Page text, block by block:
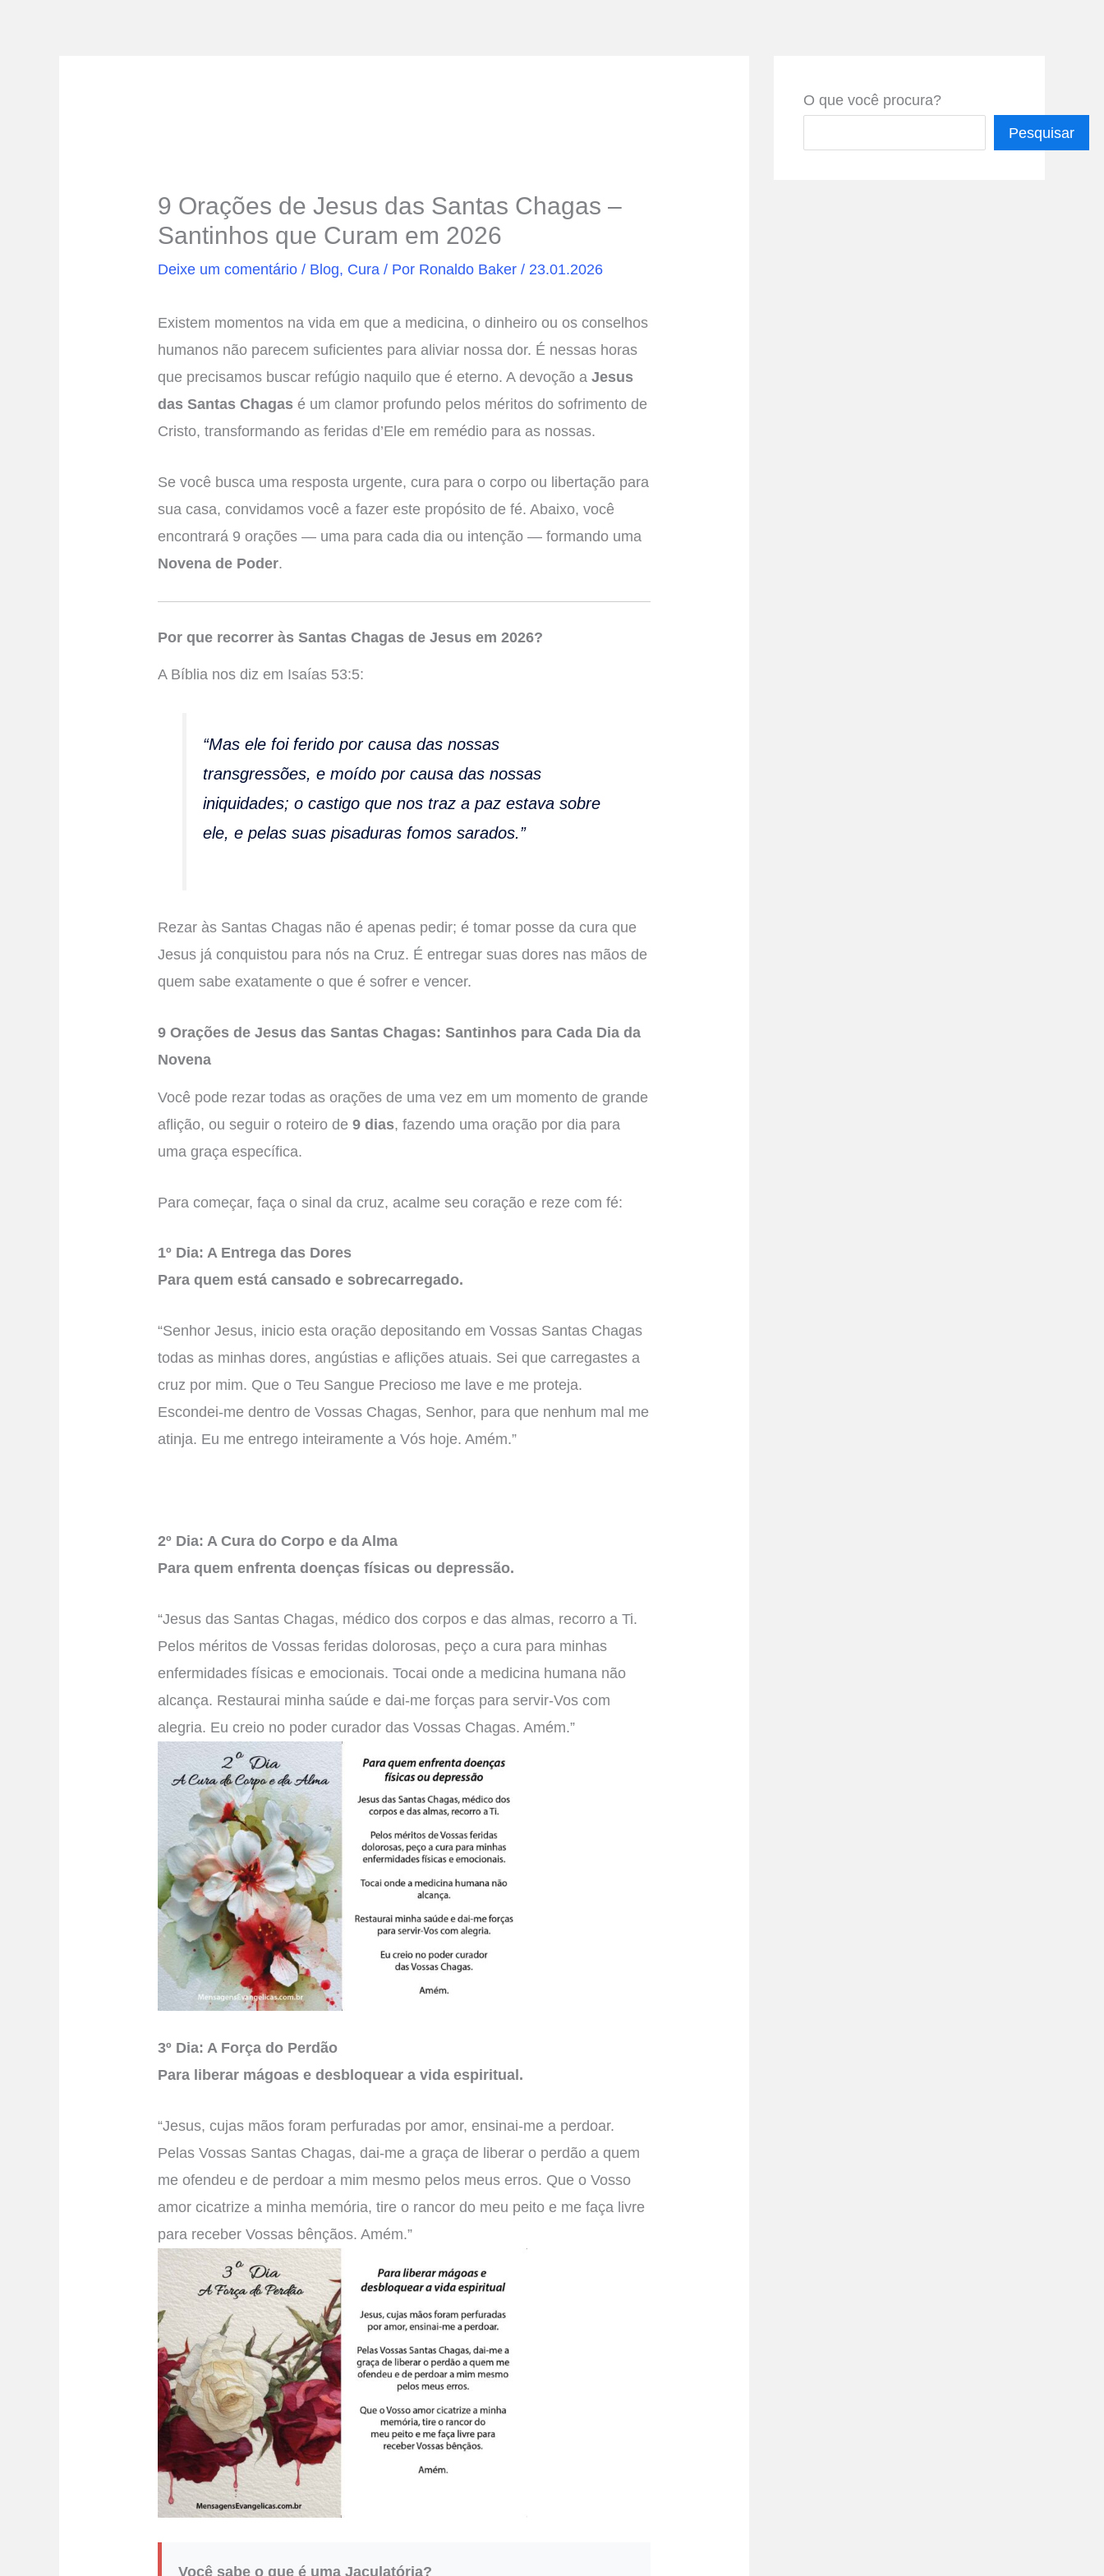
9 Orações de Jesus das Santas Chagas –
Santinhos que Curam em 2026
Deixe um comentário / Blog, Cura / Por Ronaldo Baker/ 23.01.2026
Existem momentos na vida em que a medicina, o dinheiro ou os conselhos
humanos não parecem suficientes para aliviar nossa dor. É nessas horas
que precisamos buscar refúgio naquilo que é eterno. A devoção aJesus
das Santas Chagas é um clamor profundo pelos méritos do sofrimento de
Cristo, transformando as feridas d’Ele em remédio para as nossas.
Se você busca uma resposta urgente, cura para o corpo ou libertação para
sua casa, convidamos você a fazer este propósito de fé. Abaixo, você
encontrará 9 orações — uma para cada dia ou intenção — formando uma
Novena de Poder.
Por que recorrer às Santas Chagas de Jesus em 2026?
A Bíblia nos diz em Isaías 53:5:
“Mas ele foi ferido por causa das nossas
transgressões, e moído por causa das nossas
iniquidades; o castigo que nos traz a paz estava sobre
ele, e pelas suas pisaduras fomos sarados.”
Rezar às Santas Chagas não é apenas pedir; é tomar posse da cura que
Jesus já conquistou para nós na Cruz. É entregar suas dores nas mãos de
quem sabe exatamente o que é sofrer e vencer.
9 Orações de Jesus das Santas Chagas: Santinhos para Cada Dia da
Novena
Você pode rezar todas as orações de uma vez em um momento de grande
aflição, ou seguir o roteiro de9 dias, fazendo uma oração por dia para
uma graça específica.
Para começar, faça o sinal da cruz, acalme seu coração e reze com fé:
1º Dia: A Entrega das Dores
Para quem está cansado e sobrecarregado.
“Senhor Jesus, inicio esta oração depositando em Vossas Santas Chagas
todas as minhas dores, angústias e aflições atuais. Sei que carregastes a
cruz por mim. Que o Teu Sangue Precioso me lave e me proteja.
Escondei-me dentro de Vossas Chagas, Senhor, para que nenhum mal me
atinja. Eu me entrego inteiramente a Vós hoje. Amém.”
2º Dia: A Cura do Corpo e da Alma
Para quem enfrenta doenças físicas ou depressão.
“Jesus das Santas Chagas, médico dos corpos e das almas, recorro a Ti.
Pelos méritos de Vossas feridas dolorosas, peço a cura para minhas
enfermidades físicas e emocionais. Tocai onde a medicina humana não
alcança. Restaurai minha saúde e dai-me forças para servir-Vos com
alegria. Eu creio no poder curador das Vossas Chagas. Amém.”
3º Dia: A Força do Perdão
Para liberar mágoas e desbloquear a vida espiritual.
“Jesus, cujas mãos foram perfuradas por amor, ensinai-me a perdoar.
Pelas Vossas Santas Chagas, dai-me a graça de liberar o perdão a quem
me ofendeu e de perdoar a mim mesmo pelos meus erros. Que o Vosso
amor cicatrize a minha memória, tire o rancor do meu peito e me faça livre
para receber Vossas bênçãos. Amém.”
Você sabe o que é uma Jaculatória?
O que você procura?
Pesquisar